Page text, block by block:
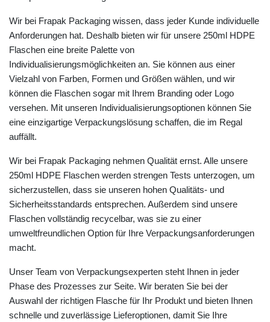
Wir bei Frapak Packaging wissen, dass jeder Kunde individuelle
Anforderungen hat. Deshalb bieten wir für unsere 250ml HDPE
Flaschen eine breite Palette von
Individualisierungsmöglichkeiten an. Sie können aus einer
Vielzahl von Farben, Formen und Größen wählen, und wir
können die Flaschen sogar mit Ihrem Branding oder Logo
versehen. Mit unseren Individualisierungsoptionen können Sie
eine einzigartige Verpackungslösung schaffen, die im Regal
auffällt.
Wir bei Frapak Packaging nehmen Qualität ernst. Alle unsere
250ml HDPE Flaschen werden strengen Tests unterzogen, um
sicherzustellen, dass sie unseren hohen Qualitäts- und
Sicherheitsstandards entsprechen. Außerdem sind unsere
Flaschen vollständig recycelbar, was sie zu einer
umweltfreundlichen Option für Ihre Verpackungsanforderungen
macht.
Unser Team von Verpackungsexperten steht Ihnen in jeder
Phase des Prozesses zur Seite. Wir beraten Sie bei der
Auswahl der richtigen Flasche für Ihr Produkt und bieten Ihnen
schnelle und zuverlässige Lieferoptionen, damit Sie Ihre